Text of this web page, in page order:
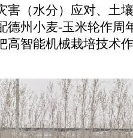
害（水分）应对、土
德州小麦-玉米轮作周
高智能机械栽培技术